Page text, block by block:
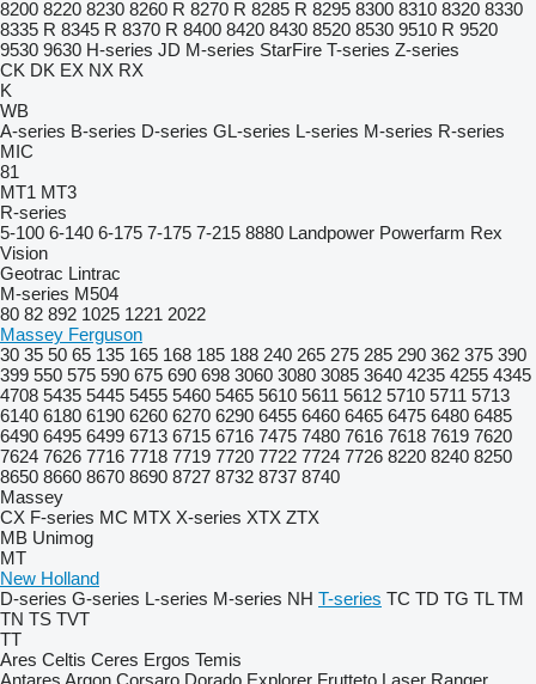
8200 8220 8230 8260 R 8270 R 8285 R 8295 8300 8310 8320 8330
8335 R 8345 R 8370 R 8400 8420 8430 8520 8530 9510 R 9520
9530 9630 H-series JD M-series StarFire T-series Z-series
CK DK EX NX RX
K
WB
A-series B-series D-series GL-series L-series M-series R-series
MIC
81
MT1 MT3
R-series
5-100 6-140 6-175 7-175 7-215 8880 Landpower Powerfarm Rex
Vision
Geotrac Lintrac
M-series M504
80 82 892 1025 1221 2022
Massey Ferguson
30 35 50 65 135 165 168 185 188 240 265 275 285 290 362 375 390
399 550 575 590 675 690 698 3060 3080 3085 3640 4235 4255 4345
4708 5435 5445 5455 5460 5465 5610 5611 5612 5710 5711 5713
6140 6180 6190 6260 6270 6290 6455 6460 6465 6475 6480 6485
6490 6495 6499 6713 6715 6716 7475 7480 7616 7618 7619 7620
7624 7626 7716 7718 7719 7720 7722 7724 7726 8220 8240 8250
8650 8660 8670 8690 8727 8732 8737 8740
Massey
CX F-series MC MTX X-series XTX ZTX
MB Unimog
MT
New Holland
D-series G-series L-series M-series NH T-series TC TD TG TL TM
TN TS TVT
TT
Ares Celtis Ceres Ergos Temis
Antares Argon Corsaro Dorado Explorer Frutteto Laser Ranger